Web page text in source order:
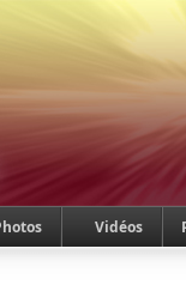
Vidéos